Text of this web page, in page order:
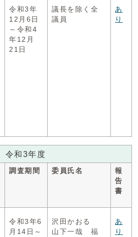
令和3年
12月6日
～令和4
年12月
21日
議長を除く全
議員
あ
り
令和3年度
調査期間 委員氏名
報
告
書
令和3年6
月14日～
沢田かおる
山下一哉 福
あ
り